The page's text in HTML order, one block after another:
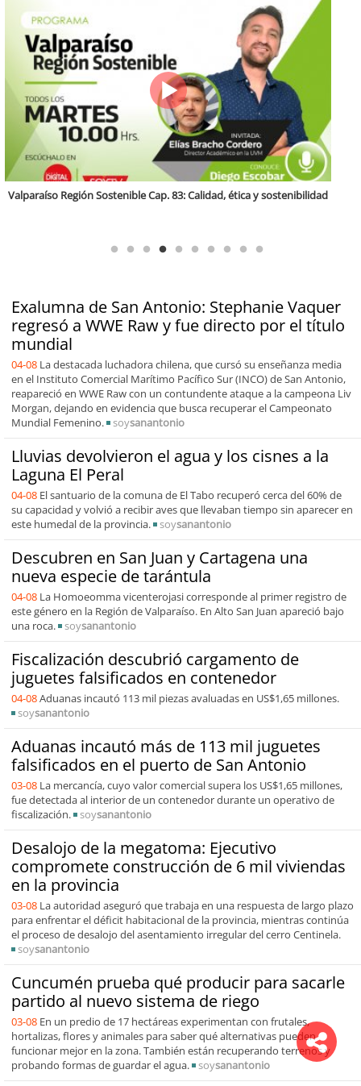
Región Sostenible Cap 60: Economía circular y desarrollo regional
Exalumna de San Antonio: Stephanie Vaquer
regresó a WWE Raw y fue directo por el título
mundial
04-08 La destacada luchadora chilena, que cursó su enseñanza media
en el Instituto Comercial Marítimo Pacífico Sur (INCO) de San Antonio,
reapareció en WWE Raw con un contundente ataque a la campeona Liv
Morgan, dejando en evidencia que busca recuperar el Campeonato
Mundial Femenino.
soysanantonio
Lluvias devolvieron el agua y los cisnes a la
Laguna El Peral
04-08 El santuario de la comuna de El Tabo recuperó cerca del 60% de
su capacidad y volvió a recibir aves que llevaban tiempo sin aparecer en
este humedal de la provincia.
soysanantonio
Descubren en San Juan y Cartagena una
nueva especie de tarántula
04-08 La Homoeomma vicenterojasi corresponde al primer registro de
este género en la Región de Valparaíso. En Alto San Juan apareció bajo
una roca.
soysanantonio
Fiscalización descubrió cargamento de
juguetes falsificados en contenedor
04-08Aduanas incautó 113 mil piezas avaluadas en US$1,65 millones.
soysanantonio
Aduanas incautó más de 113 mil juguetes
falsificados en el puerto de San Antonio
03-08 La mercancía, cuyo valor comercial supera los US$1,65 millones,
fue detectada al interior de un contenedor durante un operativo de
fiscalización.
soysanantonio
Desalojo de la megatoma: Ejecutivo
compromete construcción de 6 mil viviendas
en la provincia
03-08 La autoridad aseguró que trabaja en una respuesta de largo plazo
para enfrentar el déficit habitacional de la provincia, mientras continúa
el proceso de desalojo del asentamiento irregular del cerro Centinela.
soysanantonio
Cuncumén prueba qué producir para sacarle
partido al nuevo sistema de riego
03-08 En un predio de 17 hectáreas experimentan con frutales,
hortalizas, flores y animales para saber qué alternativas pueden
funcionar mejor en la zona. También están recuperando terrenos y
probando formas de guardar el agua.
soysanantonio